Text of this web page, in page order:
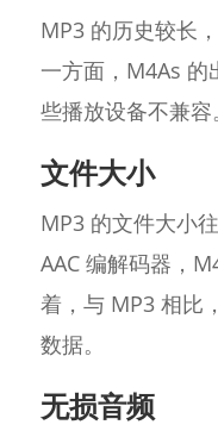
MP3 的历史较长
一方面，M4As 的
些播放设备不兼容。
文件大小
MP3 的文件大小
AAC 编解码器，
着，与 MP3 相比
数据。
无损音频